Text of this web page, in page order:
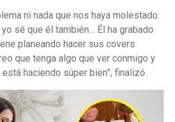
ni nada que nos haya molestado.
sé que él también… Él ha grabado
planeando hacer sus covers
que tenga algo que ver conmigo y
haciendo súper bien”, finalizó.